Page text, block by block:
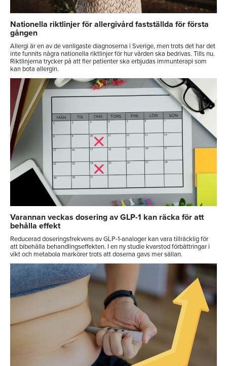
Nationella riktlinjer för allergivård fastställda för första
gången
Allergi är en av de vanligaste diagnoserna i Sverige, men trots det har det
inte funnits några nationella riktlinjer för hur vården ska bedrivas. Tills nu.
Riktlinjerna trycker på att fler patienter ska erbjudas immunterapi som
kan bota allergin.
Varannan veckas dosering av GLP-1 kan räcka för att
behålla effekt
Reducerad doseringsfrekvens av GLP-1-analoger kan vara tillräcklig för
att bibehålla behandlingseffekten. I en ny studie kvarstod förbättringar i
vikt och metabola markörer trots att doserna gavs mer sällan.